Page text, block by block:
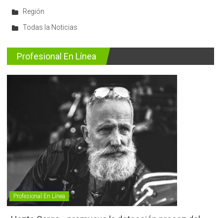
Región
Todas la Noticias
Profesional En Línea
Profesional En Línea